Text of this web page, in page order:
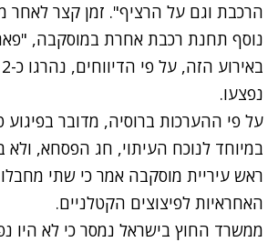
הרכבת וגם על הרציף". זמן קצר לאחר
נוסף תחנת רכבת אחרת במוסקבה,
נפצעו.
על פי ההערכות ברוסיה, מדובר
במיוחד לנוכח העיתוי, חג הפסחא, ולא
ראש עיריית מוסקבה אמר כי שתי
האחראיות לפיצוצים הקטלניים.
ממשרד החוץ בישראל נמסר כי לא היו